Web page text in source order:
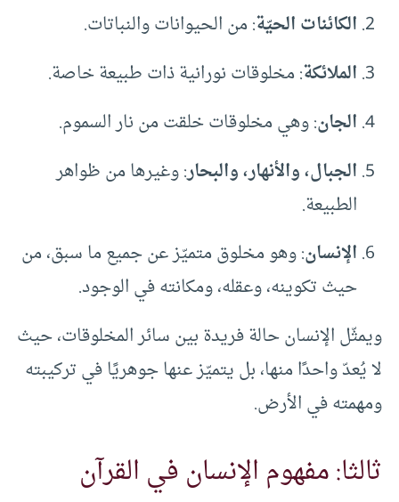
الكائنات الحيّة: من الحيوانات والنباتات.
الملائكة: مخلوقات نورانية ذات طبيعة خاصة.
الجان: وهي مخلوقات خلقت من نار السموم.
الجبال، والأنهار، والبحار: وغيرها من ظواهر
الطبيعة.
الإنسان: وهو مخلوق متميّز عن جميع ما سبق، من
حيث تكوينه، وعقله، ومكانته في الوجود.
ويمثّل الإنسان حالة فريدة بين سائر المخلوقات، حيث
لا يُعدّ واحدًا منها، بل يتميّز عنها جوهريًا في تركيبته
ومهمته في الأرض.
ثالثا: مفهوم الإنسان في القرآن